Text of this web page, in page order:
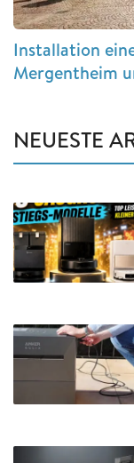
Installation
Mergentheim
NEUESTE